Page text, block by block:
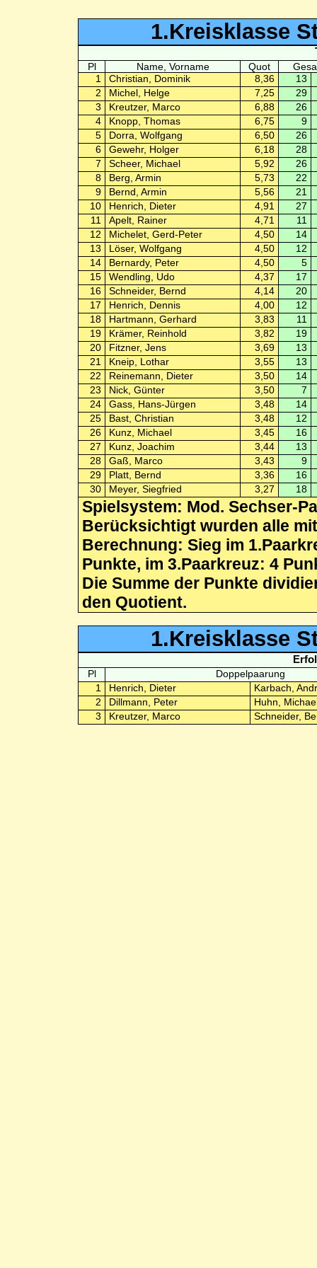
1.Kreisklasse
Pl Name, Vorname Quot
1
Christian, Dominik 8,36
13
2
Michel, Helge 7,25
29
3
Kreutzer, Marco 6,88
26
4
Knopp, Thomas 6,75
9
5
Dorra, Wolfgang 6,50
26
6
Gewehr, Holger 6,18
28
7
Scheer, Michael 5,92
26
8
Berg, Armin 5,73
22
9
Bernd, Armin 5,56
21
10
Henrich, Dieter 4,91
27
11
Apelt, Rainer 4,71
11
12
Michelet, Gerd-Peter 4,50
14
13
Löser, Wolfgang 4,50
12
14
Bernardy, Peter 4,50
5
15
Wendling, Udo 4,37
17
16
Schneider, Bernd 4,14
20
17
Henrich, Dennis 4,00
12
18
Hartmann, Gerhard 3,83
11
19
Krämer, Reinhold 3,82
19
20
Fitzner, Jens 3,69
13
21
Kneip, Lothar 3,55
13
22
Reinemann, Dieter 3,50
14
23
Nick, Günter 3,50
7
24
Gass, Hans-Jürgen 3,48
14
25
Bast, Christian 3,48
12
26
Kunz, Michael 3,45
16
27
Kunz, Joachim 3,44
13
28
Gaß, Marco 3,43
9
29
Platt, Bernd 3,36
16
30
Meyer, Siegfried 3,27 18
Spielsystem: Mod. Sechser-
Berücksichtigt wurden alle
Berechnung: Sieg im
Punkte, im 3.Paarkreuz: 4
Die Summe der Punkte
den Quotient.
1.Kreisklasse
Pl
Doppelpaarung
1
Henrich, Dieter
Karbach,
2
Dillmann, Peter
Huhn,
3
Kreutzer, Marco Schneider,